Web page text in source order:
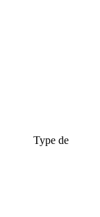
Type de